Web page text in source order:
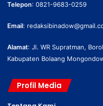
Telepon: 0821-9683-0259
Email:
Alamat: Jl. WR Supratman,
Kabupaten Bolaang
Profil Media